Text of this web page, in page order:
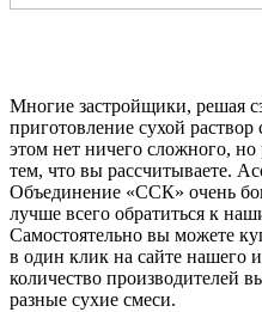
Многие застройщики, решая
приготовление сухой
этом нет ничего сложного, но
тем, что вы рассчитываете.
Объединение «ССК» очень
лучше всего обратиться к
Самостоятельно вы можете
в один клик на сайте нашего
количество производителей
разные сухие смеси.